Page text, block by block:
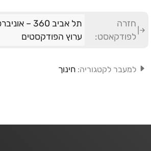
חזרה
לפודקאסט:
תל אביב 360
ערוץ הפודקסטים
למעבר לקטגוריה: חינוך